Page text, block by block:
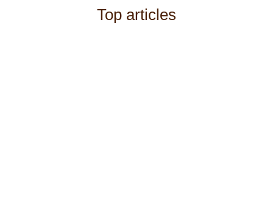
Top articles